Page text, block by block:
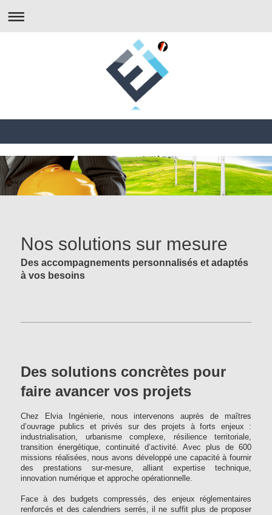
Nos solutions sur mesure
Des accompagnements personnalisés et adaptés
à vos besoins
Des solutions concrètes pour
faire avancer vos projets
Chez Elvia Ingénierie, nous intervenons auprès de maîtres
d’ouvrage publics et privés sur des projets à forts enjeux :
industrialisation, urbanisme complexe, résilience territoriale,
transition énergétique, continuité d’activité. Avec plus de 600
missions réalisées, nous avons développé une capacité à fournir
des prestations sur-mesure, alliant expertise technique,
innovation numérique et approche opérationnelle.
Face à des budgets compressés, des enjeux réglementaires
renforcés et des calendriers serrés, il ne suffit plus de proposer